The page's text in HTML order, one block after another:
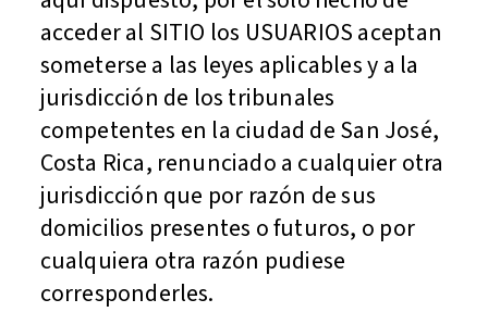
acceder al SITIO los USUARIOS aceptan
someterse a las leyes aplicables y a la
jurisdicción de los tribunales
competentes en la ciudad de San José,
Costa Rica, renunciado a cualquier otra
jurisdicción que por razón de sus
domicilios presentes o futuros, o por
cualquiera otra razón pudiese
corresponderles.